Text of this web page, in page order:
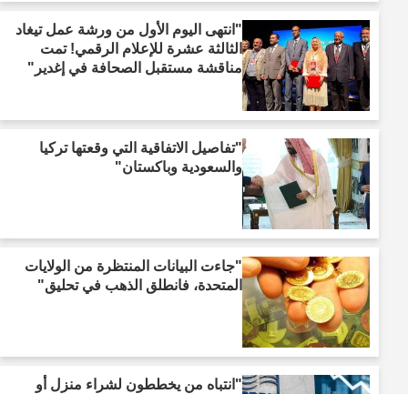
"انتهى اليوم الأول من ورشة عمل تيغاد
الثالثة عشرة للإعلام الرقمي! تمت
مناقشة مستقبل الصحافة في إغدير"
"تفاصيل الاتفاقية التي وقعتها تركيا
والسعودية وباكستان"
"جاءت البيانات المنتظرة من الولايات
المتحدة، فانطلق الذهب في تحليق"
"انتباه من يخططون لشراء منزل أو